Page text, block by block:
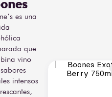
es una
que
vino
intensos